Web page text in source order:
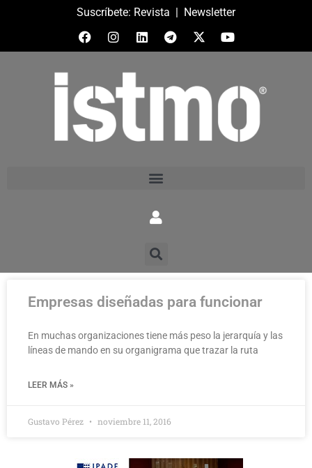
Suscríbete: Revista | Newsletter
Empresas diseñadas para funcionar
En muchas organizaciones tiene más peso la jerarquía y las
líneas de mando en su organigrama que trazar la ruta
LEER MÁS »
Gustavo Pérez noviembre 11, 2016